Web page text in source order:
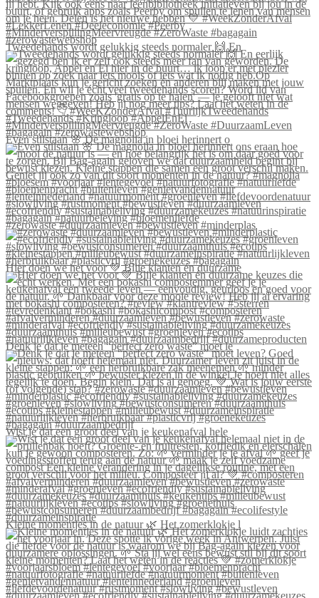
Tweedehands wordt gelukkig steeds normaler 🙌 En
Even stilstaan 🌸 De magnolia in bloei herinnert o
#zerowaste #duurzaamleven #bewustleven #minderplas
Hier doen we het voor 💚 Blije klanten én duurzame
Denk je dat je meteen “perfect zero waste” moet le
Wist je dat een groot deel van je keukenafval hele
Kleine momentjes in de natuur 🌿 Het zomerklokje l